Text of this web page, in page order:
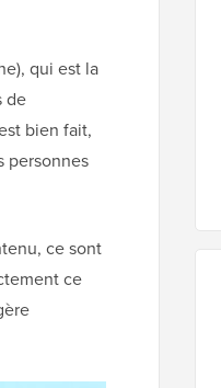
qui est la
de
bien fait,
personnes
ce sont
ce